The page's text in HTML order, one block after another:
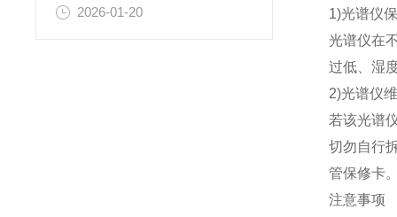
2026-01-20
1)光谱仪
光谱仪在
过低、湿
2)光谱仪
若该光谱
切勿自行
管保修卡
注意事项